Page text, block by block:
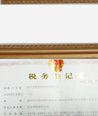
Certificado de Registro
Comercial extranjera